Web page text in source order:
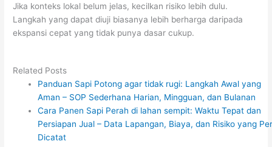
Jika konteks lokal belum jelas, kecilkan risiko lebih dulu.
Langkah yang dapat diuji biasanya lebih berharga daripada
ekspansi cepat yang tidak punya dasar cukup.
Related Posts
Panduan Sapi Potong agar tidak rugi: Langkah Awal yang
Aman – SOP Sederhana Harian, Mingguan, dan Bulanan
Cara Panen Sapi Perah di lahan sempit: Waktu Tepat dan
Persiapan Jual – Data Lapangan, Biaya, dan Risiko yang
Dicatat